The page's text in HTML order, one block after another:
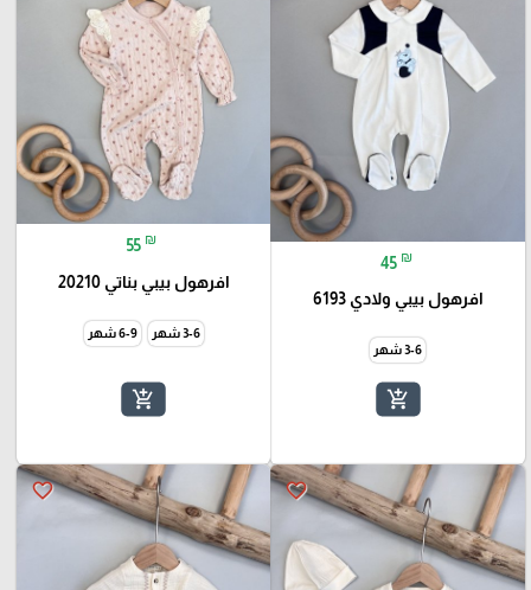
45 ₪
افرهول بيبي ولادي 6193
3-6 شهر
add_shopping_cart
55 ₪
افرهول بيبي بناتي 20210
3-6 شهر 6-9 شهر
add_shopping_cart
favorite_border
favorite_border